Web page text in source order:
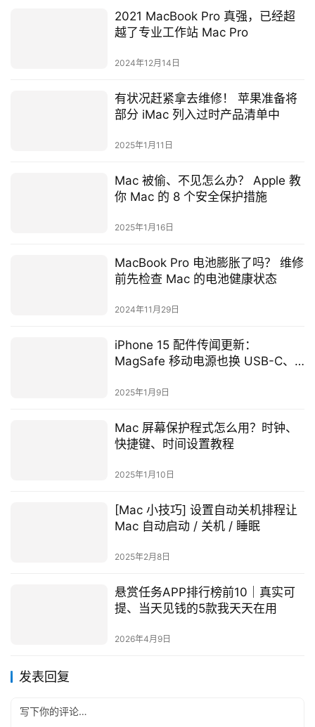
2021 MacBook Pro 真强，已经超
越了专业工作站 Mac Pro
2024年12月14日
有状况赶紧拿去维修！ 苹果准备将
部分 iMac 列入过时产品清单中
2025年1月11日
Mac 被偷、不见怎么办？ Apple 教
你 Mac 的 8 个安全保护措施
2025年1月16日
MacBook Pro 电池膨胀了吗？ 维修
前先检查 Mac 的电池健康状态
2024年11月29日
iPhone 15 配件传闻更新：
MagSafe 移动电源也换 USB-C、
2025年1月9日
Mac 屏幕保护程式怎么用？时钟、
快捷键、时间设置教程
2025年1月10日
[Mac 小技巧] 设置自动关机排程让
Mac 自动启动 / 关机 / 睡眠
2025年2月8日
悬赏任务APP排行榜前10｜真实可
提、当天见钱的5款我天天在用
2026年4月9日
发表回复